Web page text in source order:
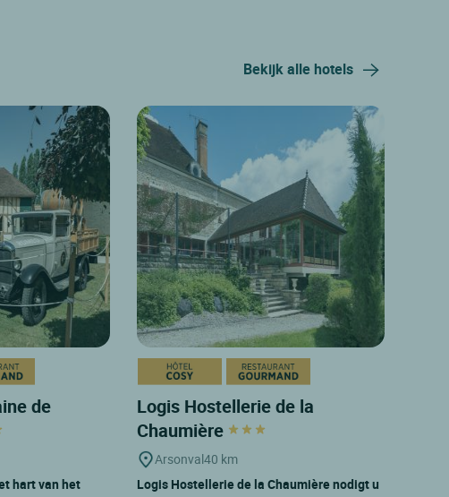
Bekijk alle hotels
de
hart van het
Logis Hostellerie de la
Chaumière
Arsonval40 km
Logis Hostellerie de la Chaumière nodigt u